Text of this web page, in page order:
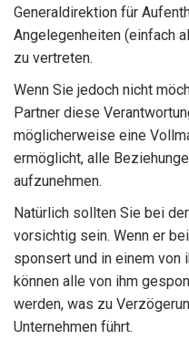
Generaldirektion für
Angelegenheiten (einfach
zu vertreten.
Wenn Sie jedoch nicht
Partner diese
möglicherweise eine
ermöglicht, alle
aufzunehmen.
Natürlich sollten Sie bei
vorsichtig sein. Wenn er
sponsert und in einem von
können alle von ihm
werden, was zu
Unternehmen führt.